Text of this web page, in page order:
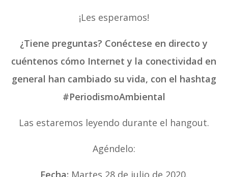
¡Les esperamos!
¿Tiene preguntas? Conéctese en directo y
cuéntenos cómo Internet y la conectividad en
general han cambiado su vida, con el hashtag
#PeriodismoAmbiental
Las estaremos leyendo durante el hangout.
Agéndelo: